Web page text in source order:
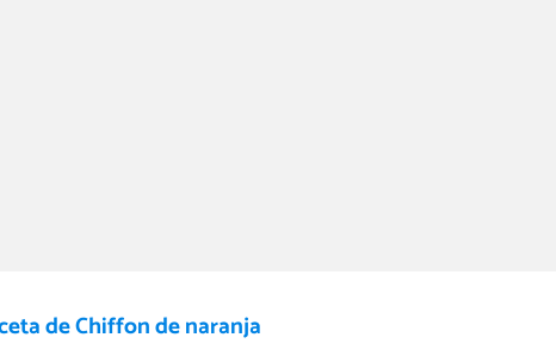
de Chiffon de naranja